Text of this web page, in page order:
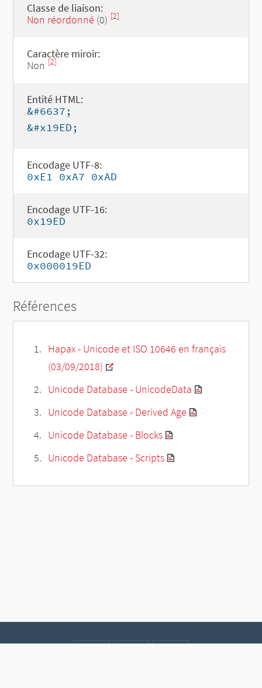
Classe de liaison:
Non réordonné (0) [2]
Caractère miroir:
Non [2]
Entité HTML:
&#6637;
&#x19ED;
Encodage UTF-8:
0xE1 0xA7 0xAD
Encodage UTF-16:
0x19ED
Encodage UTF-32:
0x000019ED
Références
Hapax - Unicode et ISO 10646 en français
(03/09/2018)
Unicode Database - UnicodeData
Unicode Database - Derived Age
Unicode Database - Blocks
Unicode Database - Scripts